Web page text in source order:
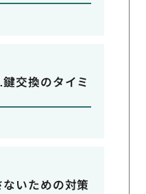
交換のタイミ
いための対策